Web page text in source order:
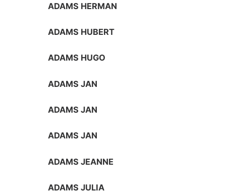
ADAMS HERMAN
ADAMS HUBERT
ADAMS HUGO
ADAMS JAN
ADAMS JAN
ADAMS JAN
ADAMS JEANNE
ADAMS JULIA